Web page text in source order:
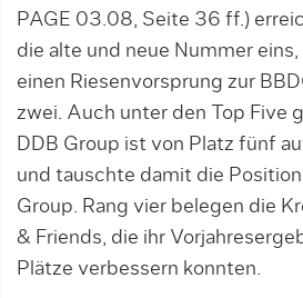
PAGE 03.08, Seite 36 ff.)
die alte und neue Nummer
einen Riesenvorsprung zur
zwei. Auch unter den Top Five
DDB Group ist von Platz fünf
und tauschte damit die
Group. Rang vier belegen die
& Friends, die ihr
Plätze ver­bessern konnten.